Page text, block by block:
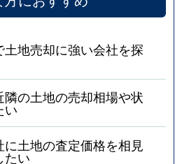
地売却に強い会社を探
の土地の売却相場や状
い
土地の査定価格を相見
たい